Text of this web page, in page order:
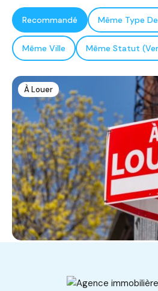
Recommandé Même Type
Même Ville Même Statut
À Louer
Khaznadar, Bardo